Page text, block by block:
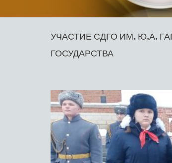
УЧАСТИЕ СДГО ИМ. Ю.А.
ГОСУДАРСТВА